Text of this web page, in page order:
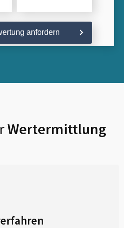
anfordern
Wertermittlung